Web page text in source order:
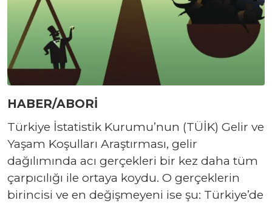
HABER/ABORİ
Türkiye İstatistik Kurumu’nun (TÜİK) Gelir ve
Yaşam Koşulları Araştırması, gelir
dağılımında acı gerçekleri bir kez daha tüm
çarpıcılığı ile ortaya koydu. O gerçeklerin
birincisi ve en değişmeyeni ise şu: Türkiye’de